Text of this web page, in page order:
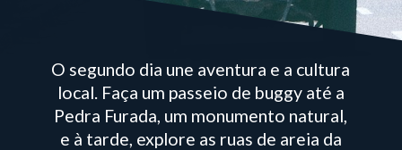
O segundo dia une aventura e a cultura
local. Faça um passeio de buggy até a
Pedra Furada, um monumento natural,
e à tarde, explore as ruas de areia da